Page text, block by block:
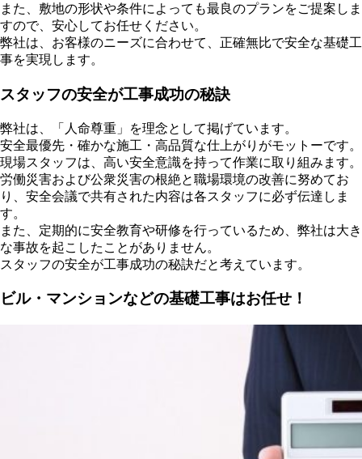
また、敷地の形状や条件によっても最良のプランをご提案しま
すので、安心してお任せください。
弊社は、お客様のニーズに合わせて、正確無比で安全な基礎工
事を実現します。
スタッフの安全が工事成功の秘訣
弊社は、「人命尊重」を理念として掲げています。
安全最優先・確かな施工・高品質な仕上がりがモットーです。
現場スタッフは、高い安全意識を持って作業に取り組みます。
労働災害および公衆災害の根絶と職場環境の改善に努めてお
り、安全会議で共有された内容は各スタッフに必ず伝達しま
す。
また、定期的に安全教育や研修を行っているため、弊社は大き
な事故を起こしたことがありません。
スタッフの安全が工事成功の秘訣だと考えています。
ビル・マンションなどの基礎工事はお任せ！